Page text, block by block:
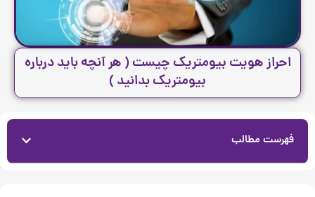
احراز هویت بیومتریک چیست ( هر آنچه باید درباره
بیومتریک بدانید )
فهرست مطالب